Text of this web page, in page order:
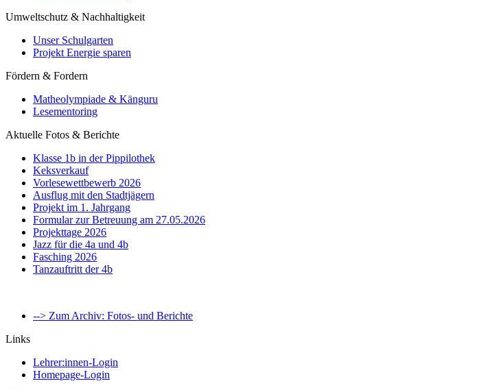
Umweltschutz & Nachhaltigkeit
Unser Schulgarten
Projekt Energie sparen
Fördern & Fordern
Matheolympiade & Känguru
Lesementoring
Aktuelle Fotos & Berichte
Klasse 1b in der Pippilothek
Keksverkauf
Vorlesewettbewerb 2026
Ausflug mit den Stadtjägern
Projekt im 1. Jahrgang
Formular zur Betreuung am 27.05.2026
Projekttage 2026
Jazz für die 4a und 4b
Fasching 2026
Tanzauftritt der 4b
--> Zum Archiv: Fotos- und Berichte
Links
Lehrer:innen-Login
Homepage-Login